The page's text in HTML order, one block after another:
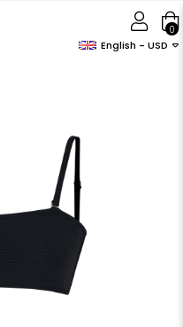
English - USD
0